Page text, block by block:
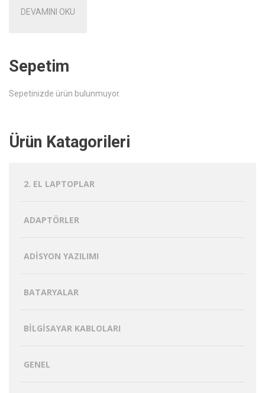
DEVAMINI OKU
Sepetim
Sepetinizde ürün bulunmuyor.
Ürün Katagorileri
2. EL LAPTOPLAR
ADAPTÖRLER
ADISYON YAZILIMI
BATARYALAR
BILGISAYAR KABLOLARI
GENEL